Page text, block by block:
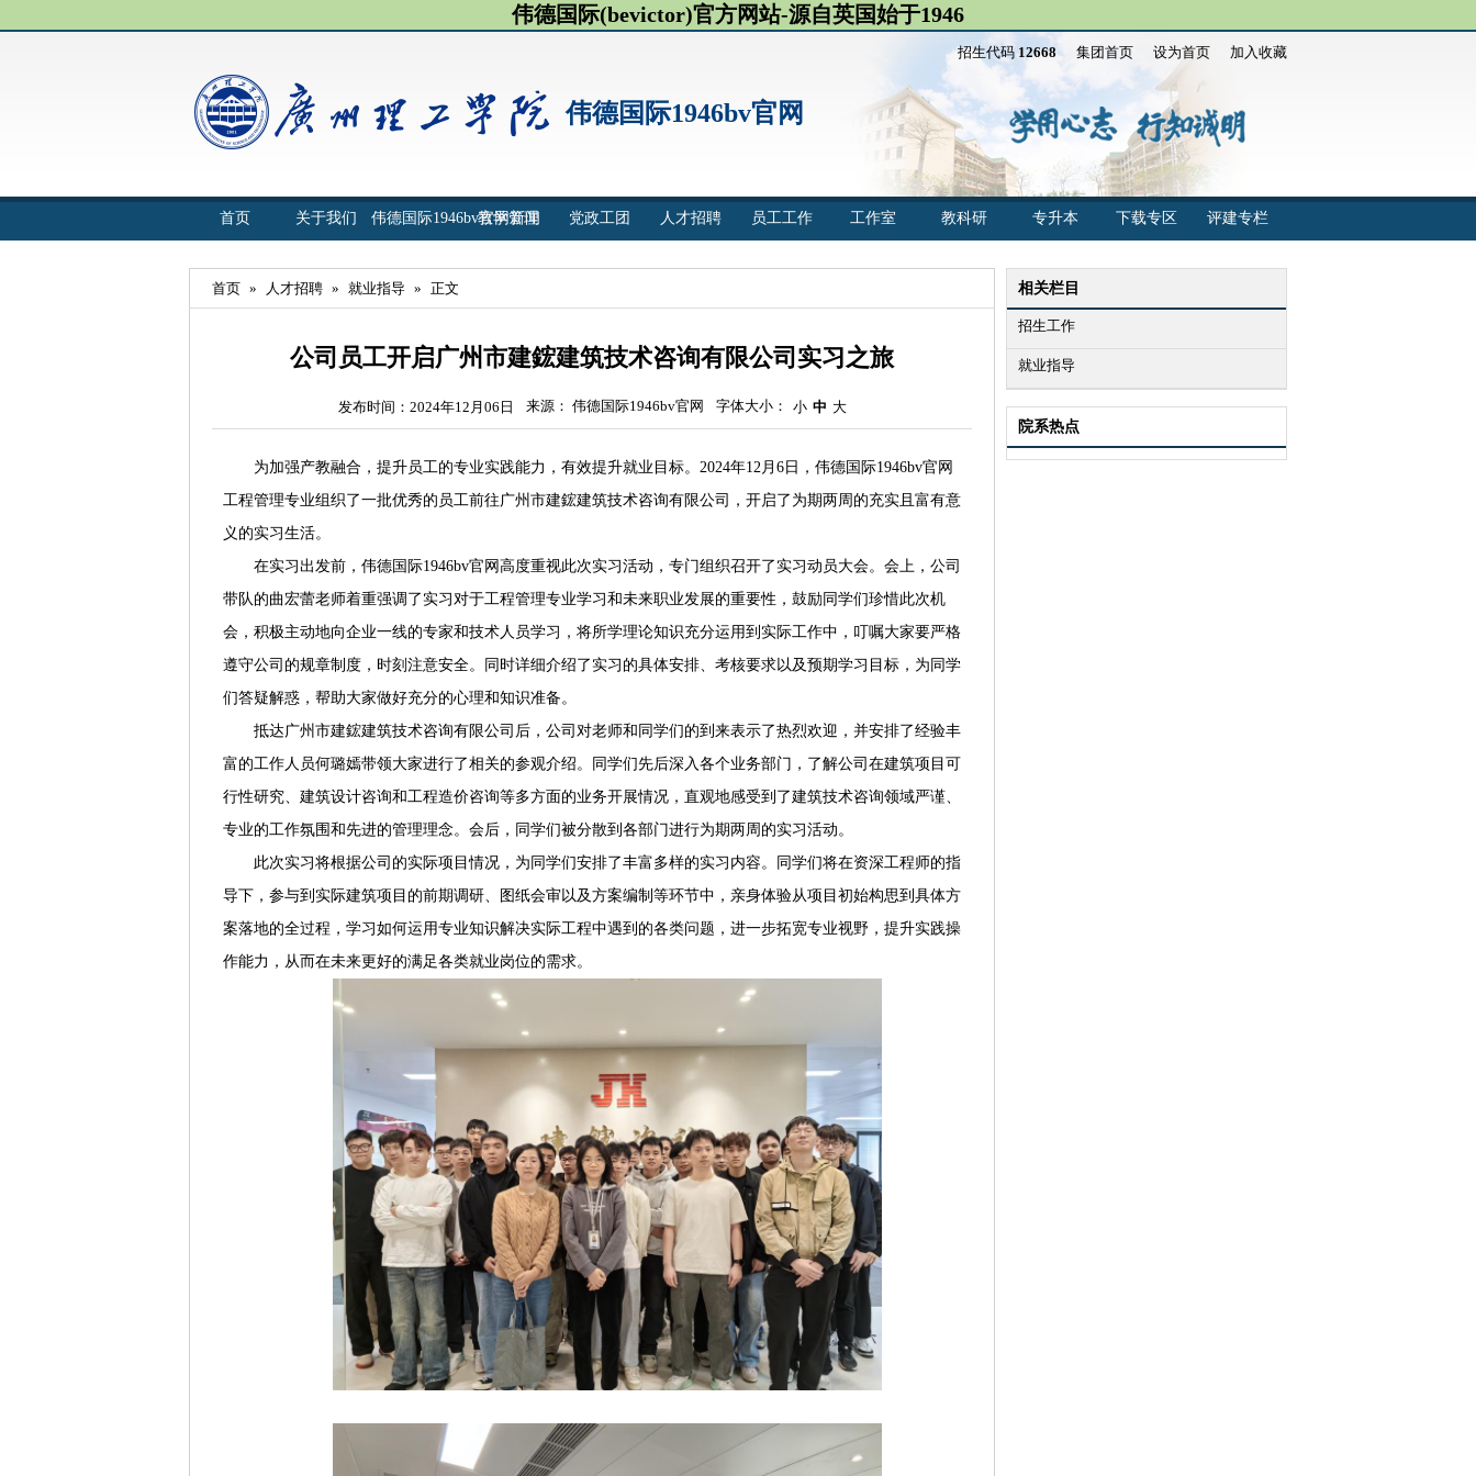
伟德国际(bevictor)官方网站-源自英国始于1946
招生代码12668 集团首页 设为首页 加入收藏
伟德国际1946bv官网
首页 关于我们 伟德国际1946bv官网新闻
教学管理 党政工团 人才招聘 员工工作 工作室 教科研 专升本 下载专区 评建专栏
相关栏目
招生工作
就业指导
院系热点
首页 » 人才招聘 » 就业指导 » 正文
公司员工开启广州市建鋐建筑技术咨询有限公司实习之旅
发布时间：2024年12月06日 来源： 伟德国际1946bv官网 字体大小： 小 中 大
为加强产教融合，提升员工的专业实践能力，有效提升就业目标。2024年12月6日，伟德国际1946bv官网
工程管理专业组织了一批优秀的员工前往广州市建鋐建筑技术咨询有限公司，开启了为期两周的充实且富有意
义的实习生活。
在实习出发前，伟德国际1946bv官网高度重视此次实习活动，专门组织召开了实习动员大会。会上，公司
带队的曲宏蕾老师着重强调了实习对于工程管理专业学习和未来职业发展的重要性，鼓励同学们珍惜此次机
会，积极主动地向企业一线的专家和技术人员学习，将所学理论知识充分运用到实际工作中，叮嘱大家要严格
遵守公司的规章制度，时刻注意安全。同时详细介绍了实习的具体安排、考核要求以及预期学习目标，为同学
们答疑解惑，帮助大家做好充分的心理和知识准备。
抵达广州市建鋐建筑技术咨询有限公司后，公司对老师和同学们的到来表示了热烈欢迎，并安排了经验丰
富的工作人员何璐嫣带领大家进行了相关的参观介绍。同学们先后深入各个业务部门，了解公司在建筑项目可
行性研究、建筑设计咨询和工程造价咨询等多方面的业务开展情况，直观地感受到了建筑技术咨询领域严谨、
专业的工作氛围和先进的管理理念。会后，同学们被分散到各部门进行为期两周的实习活动。
此次实习将根据公司的实际项目情况，为同学们安排了丰富多样的实习内容。同学们将在资深工程师的指
导下，参与到实际建筑项目的前期调研、图纸会审以及方案编制等环节中，亲身体验从项目初始构思到具体方
案落地的全过程，学习如何运用专业知识解决实际工程中遇到的各类问题，进一步拓宽专业视野，提升实践操
作能力，从而在未来更好的满足各类就业岗位的需求。